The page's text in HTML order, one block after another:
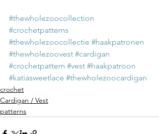
#thewholezoocollection
#crochetpatterns
#thewholezoocollectie #haakpatronen
#thewholezoovest #cardigan
#crochetpattern #vest #haakpatroon
#katiasweetlace #thewholezoocardigan
crochet
Cardigan / Vest
patterns